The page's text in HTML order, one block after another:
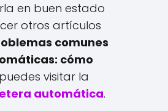
en buen estado
otros artículos
comunes
cómo
puedes visitar la
automática.